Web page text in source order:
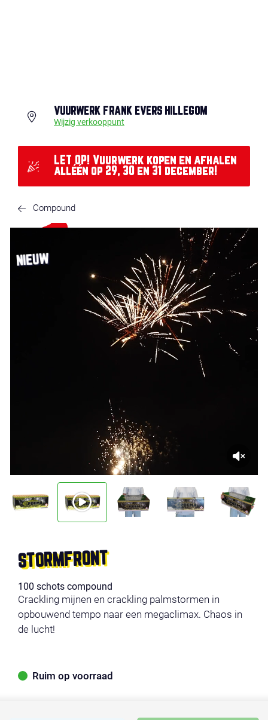
VUURWERK FRANK EVERS HILLEGOM
Wijzig verkooppunt
LET OP! Vuurwerk kopen en afhalen
alléén op 29, 30 en 31 december!
Compound
NIEUW
STORMFRONT
100 schots compound
Crackling mijnen en crackling palmstormen in
opbouwend tempo naar een megaclimax. Chaos in
de lucht!
Ruim op voorraad